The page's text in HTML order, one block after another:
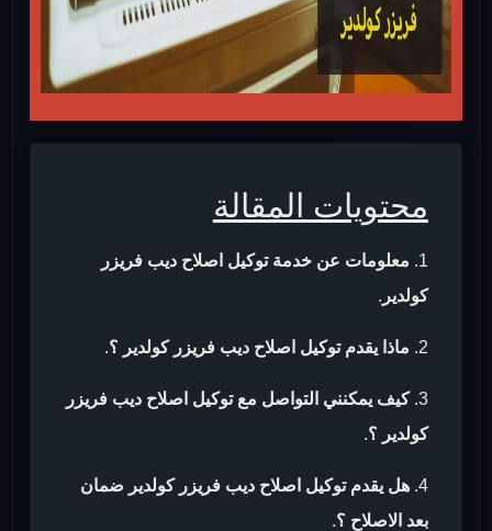
محتويات المقالة
معلومات عن خدمة توكيل اصلاح ديب فريزر
كولدير .
ماذا يقدم توكيل اصلاح ديب فريزر كولدير ؟.
كيف يمكنني التواصل مع توكيل اصلاح ديب فريزر
كولدير ؟.
هل يقدم توكيل اصلاح ديب فريزر كولدير ضمان
بعد الاصلاح ؟.